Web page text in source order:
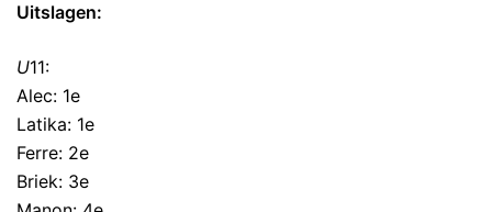
Uitslagen:
U11:
Alec: 1e
Latika: 1e
Ferre: 2e
Briek: 3e